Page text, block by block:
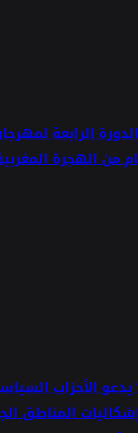
من الهجرة
يدعو الأحزاب
المناطق